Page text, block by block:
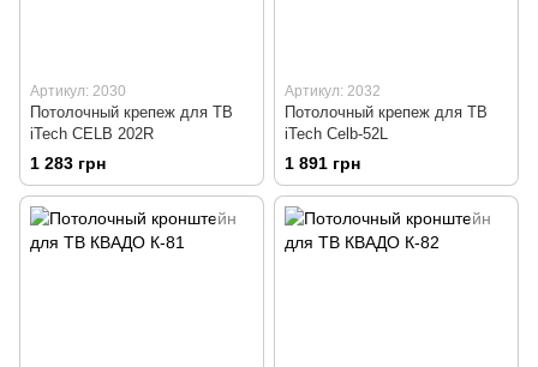
Артикул: 2030
Потолочный крепеж для ТВ
iTech CELB 202R
1 283 грн
Артикул: 2032
Потолочный крепеж для ТВ
iTech Celb-52L
1 891 грн